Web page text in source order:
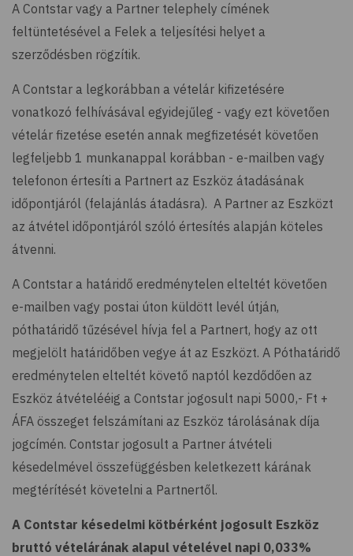
A Contstar vagy a Partner telephely címének
feltüntetésével a Felek a teljesítési helyet a
szerződésben rögzítik.
A Contstar a legkorábban a vételár kifizetésére
vonatkozó felhívásával egyidejűleg - vagy ezt követően
vételár fizetése esetén annak megfizetését követően
legfeljebb 1 munkanappal korábban - e-mailben vagy
telefonon értesíti a Partnert az Eszköz átadásának
időpontjáról (felajánlás átadásra). A Partner az Eszközt
az átvétel időpontjáról szóló értesítés alapján köteles
átvenni.
A Contstar a határidő eredménytelen elteltét követően
e-mailben vagy postai úton küldött levél útján,
póthatáridő tűzésével hívja fel a Partnert, hogy az ott
megjelölt határidőben vegye át az Eszközt. A Póthatáridő
eredménytelen elteltét követő naptól kezdődően az
Eszköz átvételééig a Contstar jogosult napi 5000,- Ft +
ÁFA összeget felszámítani az Eszköz tárolásának díja
jogcímén. Contstar jogosult a Partner átvételi
késedelmével összefüggésben keletkezett kárának
megtérítését követelni a Partnertől.
A Contstar késedelmi kötbérként jogosult Eszköz
bruttó vételárának alapul vételével napi 0,033%